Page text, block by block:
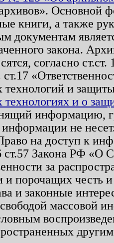
Основной
книги, а также
документам
закона.
согласно
и
и о
информацию,
информации не
на доступ к
ст.57 Закона РФ «О
за
и порочащих честь
и законные
свободой массовой